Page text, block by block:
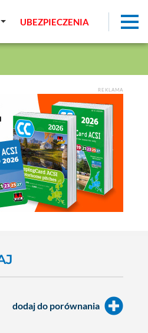
UBEZPIECZENIA
REKLAMA
dodaj do porównania
UBEZPIECZENIA